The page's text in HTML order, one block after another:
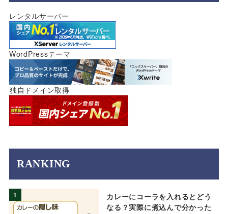
レンタルサーバー
WordPressテーマ
独自ドメイン取得
RANKING
1
カレーにコーラを入れるとどう
なる？実際に煮込んで分かった